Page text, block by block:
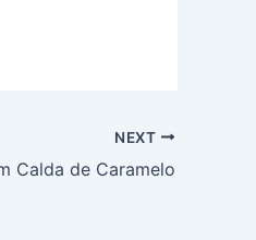
NEXT
Calda de Caramelo